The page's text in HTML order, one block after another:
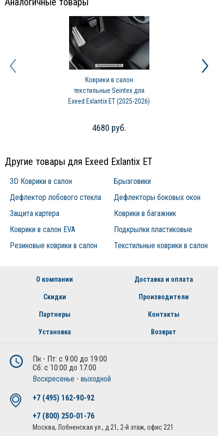
Коврики в салон
текстильные Seintex для
Exeed Exlantix ET (2025-2026)
4680 руб.
Другие товары для Exeed Exlantix ET
3D Коврики в салон
Брызговики
Дефлектор лобового стекла
Дефлекторы боковых окон
Защита картера
Коврики в багажник
Коврики в салон EVA
Подкрылки пластиковые
Резиновые коврики в салон
Текстильные коврики в салон
О компании Доставка и оплата
Скидки Производители
Партнеры Контакты
Установка Возврат
Пн - Пт: с 9:00 до 19:00
Сб: с 10:00 до 17:00
Воскресенье - выходной
+7 (495) 162-90-92
+7 (800) 250-01-76
Москва, Лобненская ул., д.21, 2-й этаж, офис 221